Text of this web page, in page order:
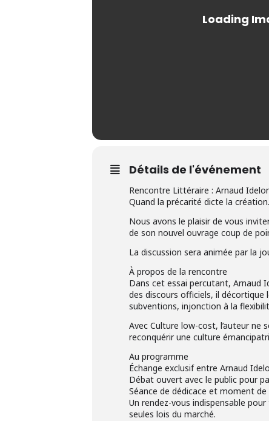
Détails de l'événement
Rencontre Littéraire : Arnaud
Quand la précarité dicte la création.
Nous avons le plaisir de vous
de son nouvel ouvrage coup de
La discussion sera animée par la
À propos de la rencontre
Dans cet essai percutant, Arnaud
des discours officiels, il
subventions, injonction à la
Avec Culture low-cost, l’auteur
reconquérir une culture
Au programme
Échange exclusif entre Arnaud
Débat ouvert avec le public pour
Séance de dédicace et moment
Un rendez-vous indispensable
seules lois du marché.